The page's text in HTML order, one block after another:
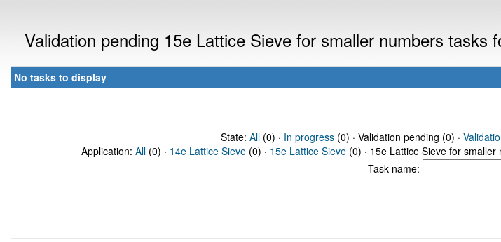
Validation pending 15e Lattice Sieve for smaller numbers tasks
No tasks to display
State: All(0) · In progress(0) · Validation pending (0) ·
Application: All (0) · 14e Lattice Sieve (0) · 15e Lattice Sieve (0) · 15e Lattice Sieve for smaller
Task name: